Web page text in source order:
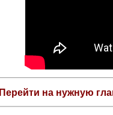
Перейти на нужную